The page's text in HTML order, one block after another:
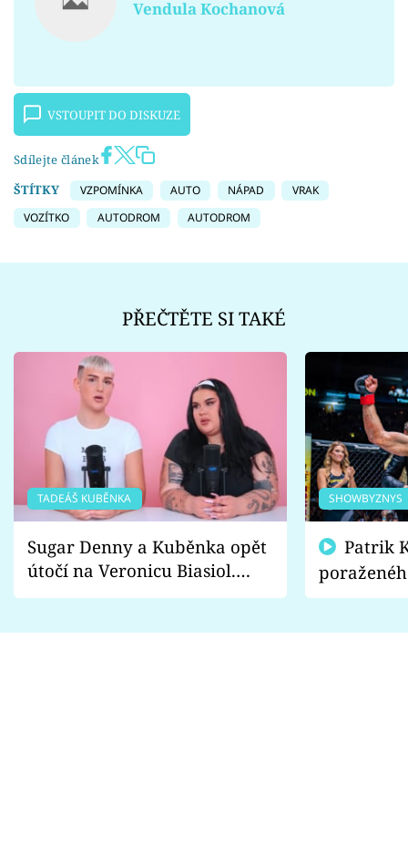
Vendula Kochanová
VSTOUPIT DO DISKUZE
Sdílejte článek
ŠTÍTKY
VZPOMÍNKA AUTO NÁPAD
VRAK
VOZÍTKO
AUTODROM AUTODROM
PŘEČTĚTE SI TAKÉ
TADEÁŠ KUBĚNKA
Sugar Denny a Kuběnka opět
útočí na Veronicu Biasiol.
Proč je podle nich falešná a
SHOWBYZNYS
fanoušci